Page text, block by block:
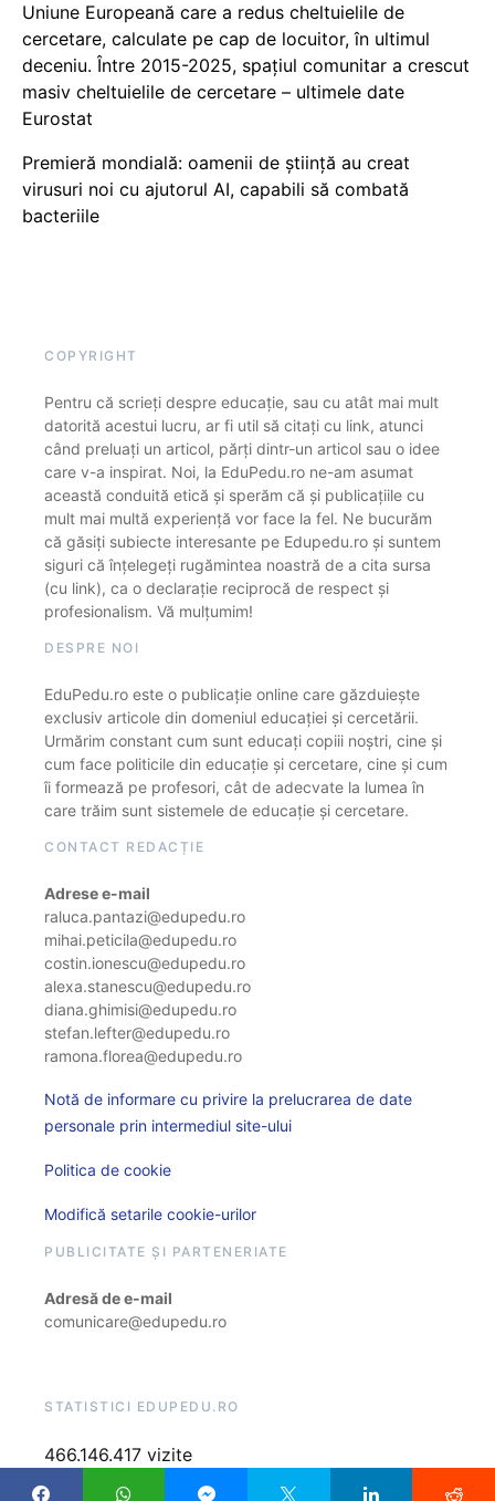
Uniune Europeană care a redus cheltuielile de
cercetare, calculate pe cap de locuitor, în ultimul
deceniu. Între 2015-2025, spațiul comunitar a crescut
masiv cheltuielile de cercetare – ultimele date
Eurostat
Premieră mondială: oamenii de știință au creat
virusuri noi cu ajutorul AI, capabili să combată
bacteriile
COPYRIGHT
Pentru că scrieți despre educație, sau cu atât mai mult
datorită acestui lucru, ar fi util să citați cu link, atunci
când preluați un articol, părți dintr-un articol sau o idee
care v-a inspirat. Noi, la EduPedu.ro ne-am asumat
această conduită etică și sperăm că și publicațiile cu
mult mai multă experiență vor face la fel. Ne bucurăm
că găsiți subiecte interesante pe Edupedu.ro și suntem
siguri că înțelegeți rugămintea noastră de a cita sursa
(cu link), ca o declarație reciprocă de respect și
profesionalism. Vă mulțumim!
DESPRE NOI
EduPedu.ro este o publicație online care găzduiește
exclusiv articole din domeniul educației și cercetării.
Urmărim constant cum sunt educați copiii noștri, cine și
cum face politicile din educație și cercetare, cine și cum
îi formează pe profesori, cât de adecvate la lumea în
care trăim sunt sistemele de educație și cercetare.
CONTACT REDACȚIE
Adrese e-mail
raluca.pantazi@edupedu.ro
mihai.peticila@edupedu.ro
costin.ionescu@edupedu.ro
alexa.stanescu@edupedu.ro
diana.ghimisi@edupedu.ro
stefan.lefter@edupedu.ro
ramona.florea@edupedu.ro
Notă de informare cu privire la prelucrarea de date
personale prin intermediul site-ului
Politica de cookie
Modifică setarile cookie-urilor
PUBLICITATE ȘI PARTENERIATE
Adresă de e-mail
comunicare@edupedu.ro
STATISTICI EDUPEDU.RO
466.146.417 vizite